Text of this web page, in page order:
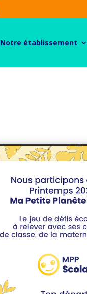
Notre établissement